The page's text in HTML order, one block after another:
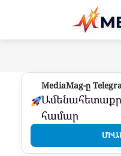
Перейти
контенту
MediaMag-ը
համար